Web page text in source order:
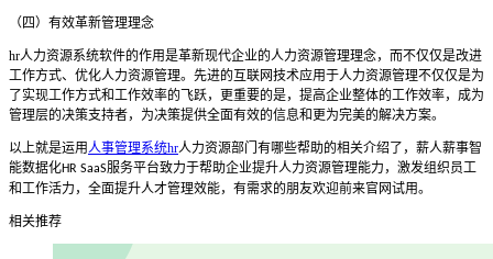
（四）有效革新管理理念
hr人力资源系统软件的作用是革新现代企业的人力资源管理理念，而不仅仅是改进
工作方式、优化人力资源管理。先进的互联网技术应用于人力资源管理不仅仅是为
了实现工作方式和工作效率的飞跃，更重要的是，提高企业整体的工作效率，成为
管理层的决策支持者，为决策提供全面有效的信息和更为完美的解决方案。
以上就是运用人事管理系统hr人力资源部门有哪些帮助的相关介绍了，薪人薪事智
能数据化HR SaaS服务平台致力于帮助企业提升人力资源管理能力，激发组织员工
和工作活力，全面提升人才管理效能，有需求的朋友欢迎前来官网试用。
相关推荐